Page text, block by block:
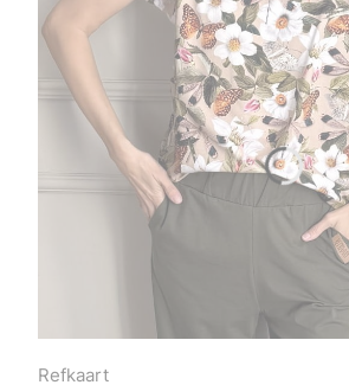
Refkaart